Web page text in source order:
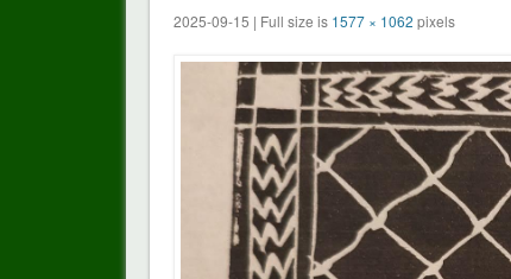
2025-09-15 | Full size is 1577 × 1062 pixels